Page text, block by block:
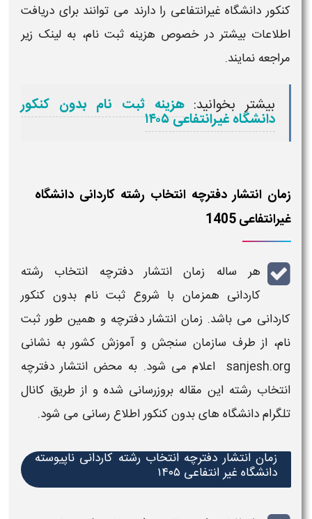
کنکور دانشگاه غیرانتفاعی را دارند می توانند برای دریافت
اطلاعات بیشتر در خصوص هزینهثبت نام، به لینک زیر
مراجعه نمایند.
بیشتر بخوانید: هزینه ثبت نام بدون کنکور
دانشگاه غیرانتفاعی ۱۴۰۵
زمان انتشار دفترچه انتخاب رشته کاردانی دانشگاه
غیرانتفاعی 1405
هر ساله زمان انتشاردفترچه انتخاب رشته
کاردانی همزمان با شروع ثبت نام بدون کنکور
کاردانی می باشد. زمان انتشاردفترچه و همین طور ثبت
نام، از طرف سازمان سنجش و آموزش کشور به نشانی
sanjesh.org اعلام می شود. به محض انتشار دفترچه
انتخاب رشته این مقاله بروزرسانی شده و از طریق کانال
تلگرام دانشگاه های بدون کنکور اطلاع رسانی می شود.
زمان انتشار دفترچه انتخاب رشته کاردانی ناپیوسته
دانشگاه غیر انتفاعی ۱۴۰۵